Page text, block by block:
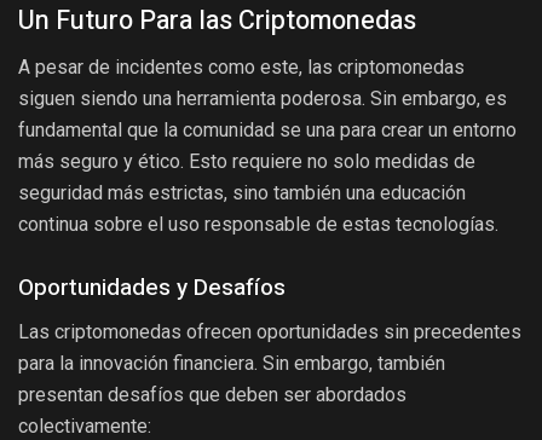
Un Futuro Para las Criptomonedas
A pesar de incidentes como este, las criptomonedas
siguen siendo una herramienta poderosa. Sin embargo, es
fundamental que la comunidad se una para crear un entorno
más seguro y ético. Esto requiere no solo medidas de
seguridad más estrictas, sino también una educación
continua sobre el uso responsable de estas tecnologías.
Oportunidades y Desafíos
Las criptomonedas ofrecen oportunidades sin precedentes
para la innovación financiera. Sin embargo, también
presentan desafíos que deben ser abordados
colectivamente: